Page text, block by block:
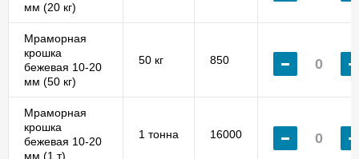
мм (20 кг)
Мраморная
крошка
бежевая 10-20
мм (50 кг)
50 кг 850
Мраморная
крошка
бежевая 10-20
мм (1 т)
1 тонна 16000